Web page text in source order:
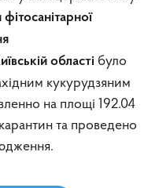
області було
кукурудзяним
на площі 192.04
та проведено